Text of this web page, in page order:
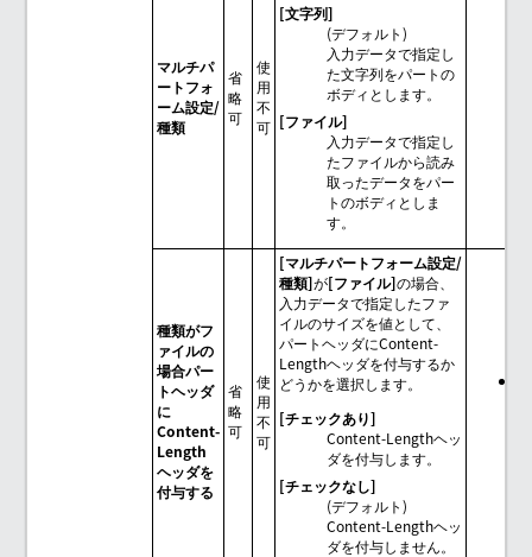
マルチパ
ートフォ
ーム設定/
種類
省
略
可
使
用
不
可
[文字列]
(デフォルト)
入力データで指定し
た文字列をパートの
ボディとします。
[ファイル]
入力データで指定し
たファイルから読み
取ったデータをパー
トのボディとしま
す。
種類がフ
ァイルの
場合パー
トヘッダ
に
Content-
Length
ヘッダを
付与する
省
略
可
使
用
不
可
[マルチパートフォーム設定/
種類]が[ファイル]の場合、
入力データで指定したファ
イルのサイズを値として、
パートヘッダにContent-
Lengthヘッダを付与するか
どうかを選択します。
[チェックあり]
Content-Lengthヘッ
ダを付与します。
[チェックなし]
(デフォルト)
Content-Lengthヘッ
ダを付与しません。